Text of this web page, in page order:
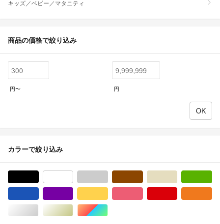
キッズ／ベビー／マタニティ
商品の価格で絞り込み
円〜 円
カラーで絞り込み
シルバー/銀色系ゴールド/金色系マルチカラー